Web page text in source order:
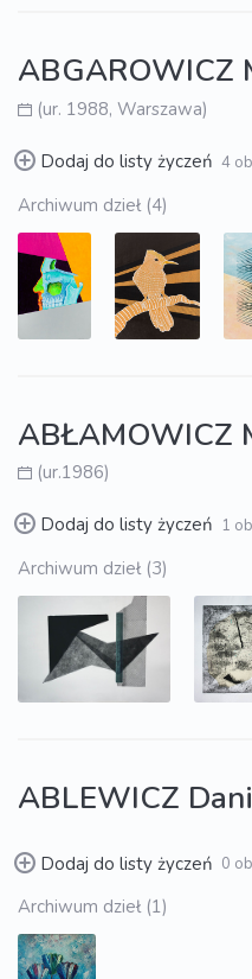
ABGAROWICZ
(ur. 1988, Warszawa)
Dodaj do listy życzeń 4
Archiwum dzieł (4)
ABŁAMOWICZ
(ur.1986)
Dodaj do listy życzeń 1
Archiwum dzieł (3)
ABLEWICZ
Dodaj do listy życzeń 0
Archiwum dzieł (1)